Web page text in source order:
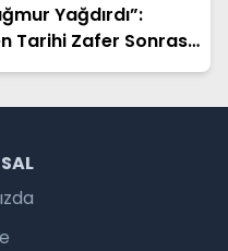
Yağdırdı”:
Tarihi Zafer Sonrası
Sözler